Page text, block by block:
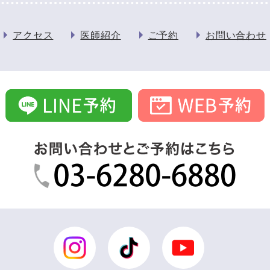
アクセス 医師紹介 ご予約 お問い合わせ